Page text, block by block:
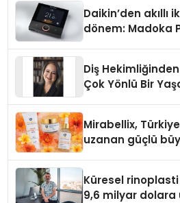
Daikin’den
dönem: Madoka
Diş
Çok Yönlü Bir
Mirabellix,
uzanan güçlü
Küresel rinoplasti
9,6 milyar dolara